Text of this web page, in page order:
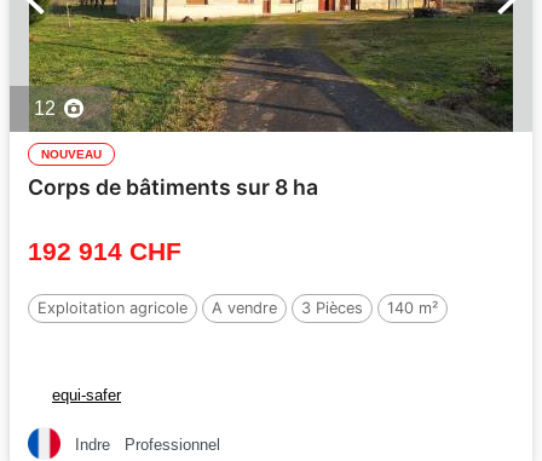
12
NOUVEAU
Corps de bâtiments sur 8 ha
192 914 CHF
Exploitation agricole A vendre 3 Pièces 140 m²
equi-safer
Indre Professionnel